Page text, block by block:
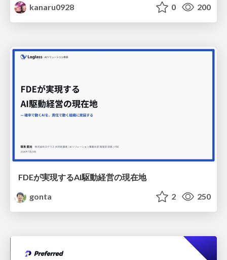
kanaru0928
0 200
FDEが実現するAI駆動経営の現在地
gonta
2 250